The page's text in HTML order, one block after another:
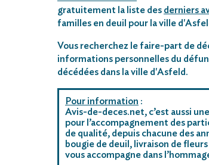
gratuitement la liste des derniers
familles en deuil pour la ville
Vous recherchez le faire-part de
informations personnelles du
décédées dans la ville d'Asfeld.
Pour information :
Avis-de-deces.net, c’est aussi
pour l’accompagnement des
de qualité, depuis chacune des
bougie de deuil, livraison de
vous accompagne dans